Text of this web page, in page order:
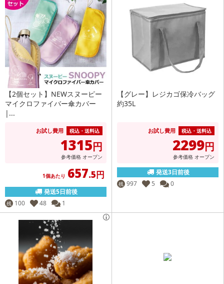
【2個セット】NEWスヌーピー
マイクロファイバー傘カバー
|...
お試し費用 税込・送料込
1315円
参考価格 オープン
1個あたり 657.5円
発送5日前後
残 100 48 1
【グレー】レジカゴ保冷バッグ
約35L
お試し費用 税込・送料込
2299円
参考価格 オープン
発送3日前後
残 997 5 0